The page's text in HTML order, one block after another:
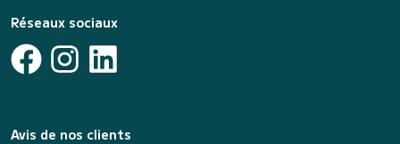
Réseaux sociaux
Avis de nos clients